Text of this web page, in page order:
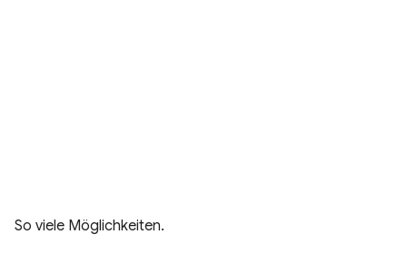
So viele Möglichkeiten.